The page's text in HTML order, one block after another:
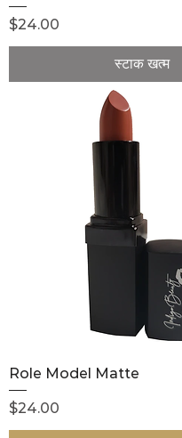
मूल्य
$24.00
स्टाक खत्म
Role Model Matte
मूल्य
$24.00